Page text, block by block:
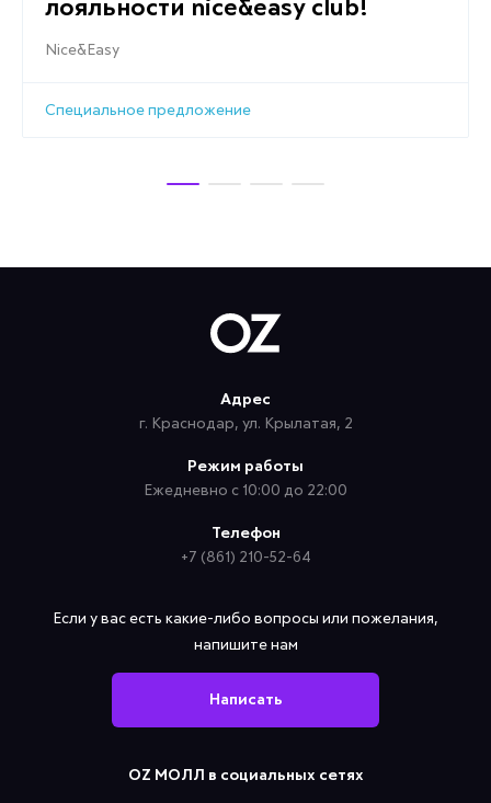
лояльности nice&easy club!
Nice&Easy
Специальное предложение
Адрес
г. Краснодар, ул. Крылатая, 2
Режим работы
Ежедневно с 10:00 до 22:00
Телефон
+7 (861) 210-52-64
Если у вас есть какие-либо вопросы или пожелания,
напишите нам
Написать
OZ МОЛЛ в социальных сетях